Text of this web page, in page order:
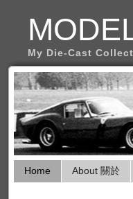
My Die-Cast
Home About 關於